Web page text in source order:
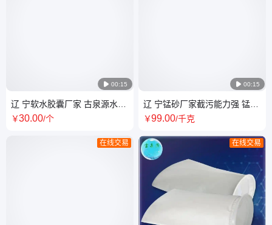
 00:15
辽 宁软水胶囊厂家 古泉源水处
理测试剂 软化水硬度 锅炉水检
￥30.00/个
在线交易
 00:15
辽 宁锰砂厂家截污能力强 锰砂
滤料使用成本低古泉源水处理
￥99.00/千克
在线交易